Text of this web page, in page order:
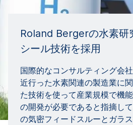
Roland Bergerの水素研
シール技術を採用
国際的なコンサルティング会
近行った水素関連の製造業に
た技術を使って産業規模で機
の開発が必要であると指摘し
の気密フィードスルーとガラ